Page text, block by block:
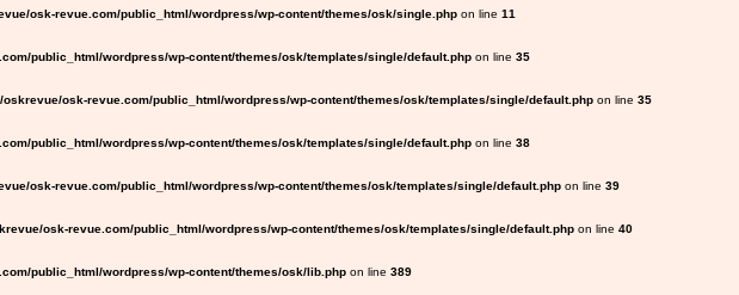
osk-revue.com/public_html/wordpress/wp-content/themes/osk/single.php on line 11
public_html/wordpress/wp-content/themes/osk/templates/single/default.php on line 35
oskrevue/osk-revue.com/public_html/wordpress/wp-content/themes/osk/templates/single/default.php on line 35
public_html/wordpress/wp-content/themes/osk/templates/single/default.php on line 38
osk-revue.com/public_html/wordpress/wp-content/themes/osk/templates/single/default.php on line 39
osk-revue.com/public_html/wordpress/wp-content/themes/osk/templates/single/default.php on line 40
public_html/wordpress/wp-content/themes/osk/lib.php on line 389